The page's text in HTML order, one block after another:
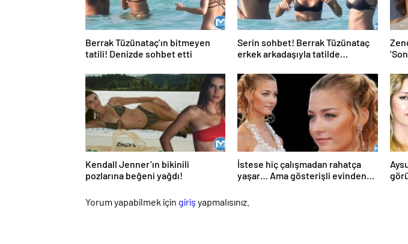
Berrak Tüzünataç’ın bitmeyen
tatili! Denizde sohbet etti
Serin sohbet! Berrak Tüzünataç
erkek arkadaşıyla tatilde…
Kendall Jenner’ın bikinili
pozlarına beğeni yağdı!
İstese hiç çalışmadan rahatça
yaşar… Ama gösterişli evinden
düştü
Yorum yapabilmek için giriş yapmalısınız.